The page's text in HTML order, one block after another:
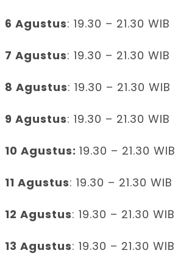
6 Agustus: 19.30 – 21.30 WIB
7 Agustus: 19.30 – 21.30 WIB
8 Agustus: 19.30 – 21.30 WIB
9 Agustus: 19.30 – 21.30 WIB
10 Agustus: 19.30 – 21.30 WIB
11 Agustus: 19.30 – 21.30 WIB
12 Agustus: 19.30 – 21.30 WIB
13 Agustus: 19.30 – 21.30 WIB